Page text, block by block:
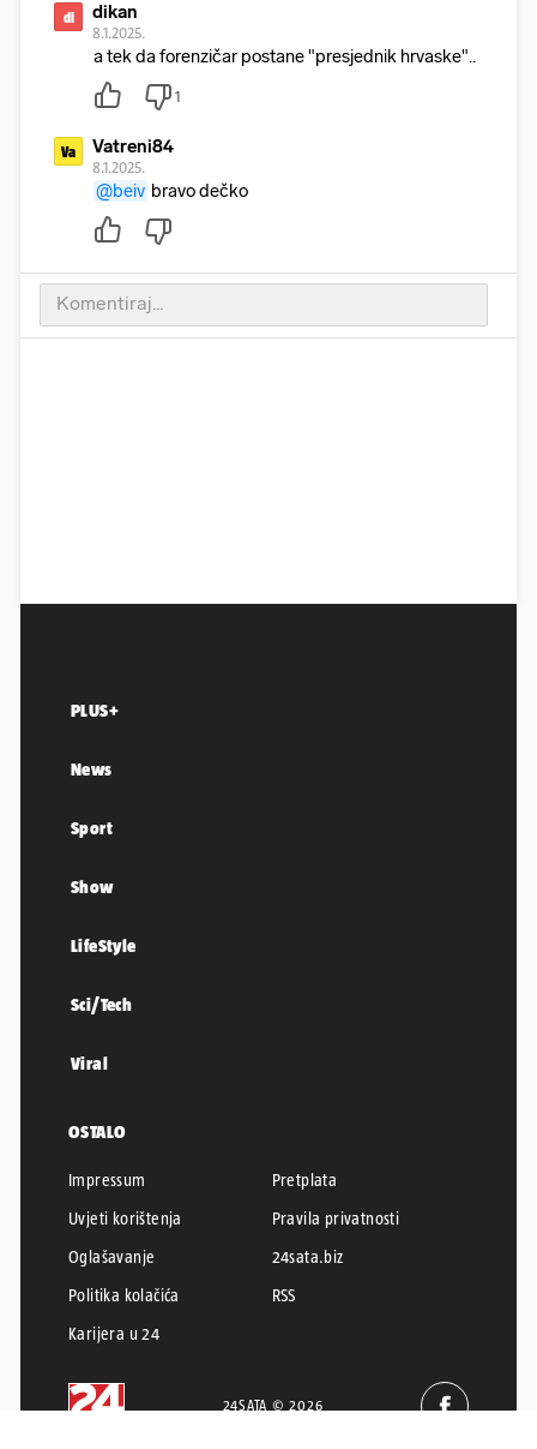
di dikan
8.1.2025.
a tek da forenzičar postane "presjednik hrvaske"..
1
Va Vatreni84
8.1.2025.
@beiv bravo dečko
PLUS+
News
Sport
Show
LifeStyle
Sci/Tech
Viral
OSTALO
Impressum
Pretplata
Uvjeti korištenja
Pravila privatnosti
Oglašavanje
24sata.biz
Politika kolačića
RSS
Karijera u 24
24SATA © 2026